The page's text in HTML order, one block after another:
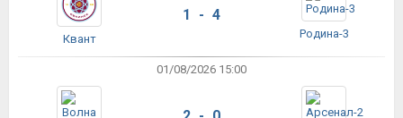
Квант
1 - 4
Родина-3
01/08/2026 15:00